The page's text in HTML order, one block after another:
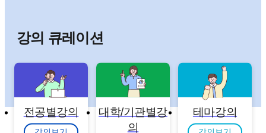
강의 큐레이션
전공별강의
대학/기관별강
의
테마강의